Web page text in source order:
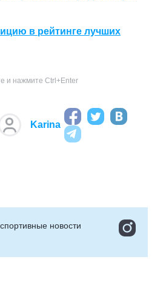
в рейтинге лучших
и нажмите Ctrl+Enter
Karina
новости